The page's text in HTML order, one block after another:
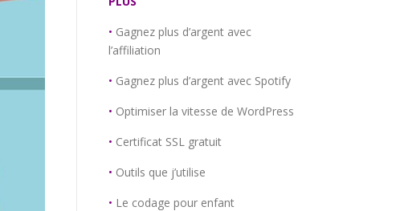
• Gagnez plus d’argent avec
l’affiliation
• Gagnez plus d’argent avec Spotify
• Optimiser la vitesse de WordPress
• Certificat SSL gratuit
• Outils que j’utilise
• Le codage pour enfant